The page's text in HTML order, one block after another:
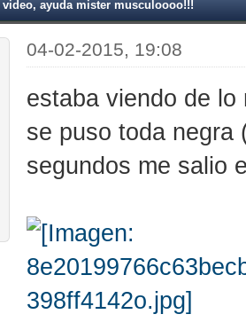
ayuda mister musculoooo!!!
04-02-2015, 19:08
estaba viendo de
se puso toda negra
segundos me salio